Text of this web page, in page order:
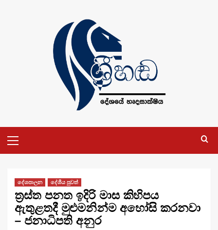
Menu
දේශපාලන දේශීය පුවත්
ත්‍රස්ත පනත ඉදිරි මාස කිහිපය
ඇතුළතදී මුළුමනින්ම අහෝසි කරනවා
– ජනාධිපති අනුර